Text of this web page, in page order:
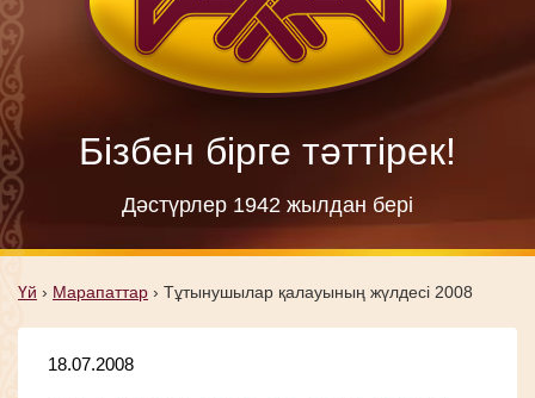
Бізбен бірге тәттірек!
Дәстүрлер 1942 жылдан берi
Үй › Марапаттар › Тұтынушылар қалауының жүлдесі 2008
18.07.2008